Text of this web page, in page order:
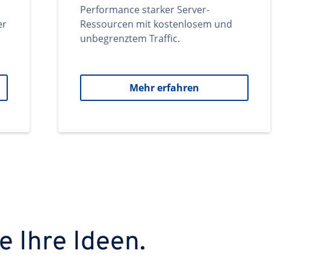
Performance starker Server-
Ressourcen mit kostenlosem und
unbegrenztem Traffic.
Mehr erfahren
Ihre Ideen.